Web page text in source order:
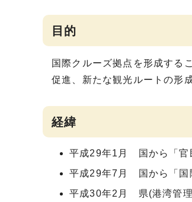
目的
国際クルーズ拠点を形成する
促進、新たな観光ルートの形
経緯
平成29年1月 国から「官
平成29年7月 国から「国
平成30年2月 県(港湾管